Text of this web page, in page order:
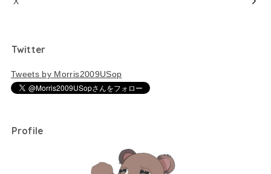
Twitter
Tweets by Morris2009USop
Profile